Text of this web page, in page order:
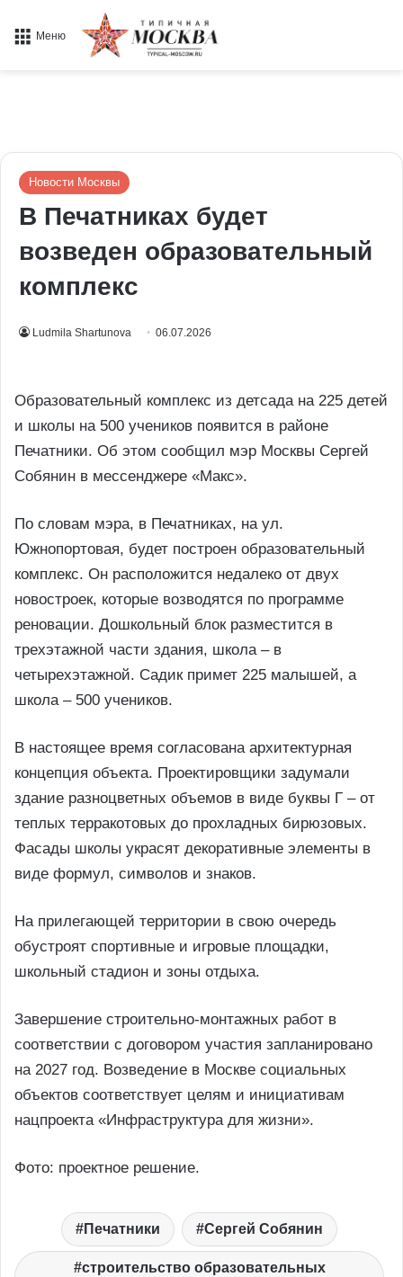
Меню
Новости Москвы
В Печатниках будет
возведен образовательный
комплекс
Ludmila Shartunova 06.07.2026
Образовательный комплекс из детсада на 225 детей
и школы на 500 учеников появится в районе
Печатники. Об этом сообщил мэр Москвы Сергей
Собянин в мессенджере «Макс».
По словам мэра, в Печатниках, на ул.
Южнопортовая, будет построен образовательный
комплекс. Он расположится недалеко от двух
новостроек, которые возводятся по программе
реновации. Дошкольный блок разместится в
трeхэтажной части здания, школа – в
четырехэтажной. Садик примет 225 малышей, а
школа – 500 учеников.
В настоящее время согласована архитектурная
концепция объекта. Проектировщики задумали
здание разноцветных объемов в виде буквы Г – от
теплых терракотовых до прохладных бирюзовых.
Фасады школы украсят декоративные элементы в
виде формул, символов и знаков.
На прилегающей территории в свою очередь
обустроят спортивные и игровые площадки,
школьный стадион и зоны отдыха.
Завершение строительно-монтажных работ в
соответствии с договором участия запланировано
на 2027 год. Возведение в Москве социальных
объектов соответствует целям и инициативам
нацпроекта «Инфраструктура для жизни».
Фото: проектное решение.
Печатники Сергей Собянин
строительство образовательных